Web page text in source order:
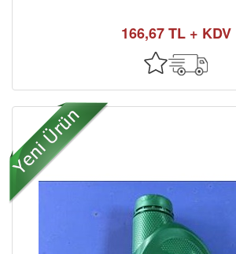
166,67 TL + KDV